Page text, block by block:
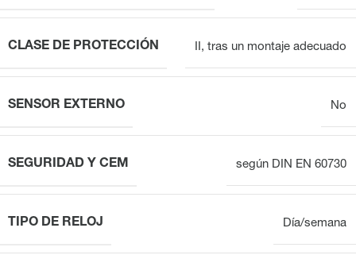
CLASE DE PROTECCIÓN II, tras un montaje adecuado
SENSOR EXTERNO No
SEGURIDAD Y CEM según DIN EN 60730
TIPO DE RELOJ Día/semana